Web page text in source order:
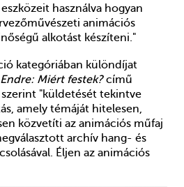
használva hogyan
animációs
alkotást készíteni."
kategóriában különdíjat
Miért festek?című
"küldetését tekintve
amely témáját hitelesen,
közvetíti az animációs műfaj
archív hang- és
Éljen az animációs